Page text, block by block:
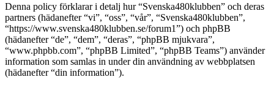
Denna policy förklarar i detalj hur “Svenska480klubben” och deras
partners (hädanefter “vi”, “oss”, “vår”, “Svenska480klubben”,
“https://www.svenska480klubben.se/forum1”) och phpBB
(hädanefter “de”, “dem”, “deras”, “phpBB mjukvara”,
“www.phpbb.com”, “phpBB Limited”, “phpBB Teams”) använder
information som samlas in under din användning av webbplatsen
(hädanefter “din information”).